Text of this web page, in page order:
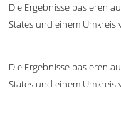
Die Ergebnisse basieren
States und einem Umkreis
Die Ergebnisse basieren
States und einem Umkreis